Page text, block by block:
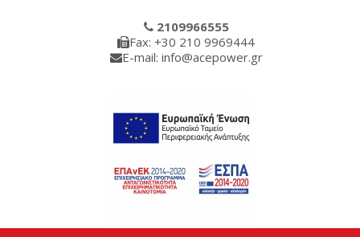
2109966555
Fax: +30 210 9969444
E-mail: info@acepower.gr